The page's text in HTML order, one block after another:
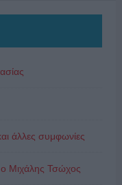
άλλες συμφωνίες
Μιχάλης Τσώχος